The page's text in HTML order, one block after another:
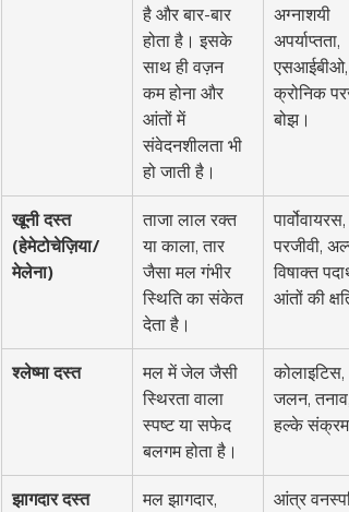
है और बार-बार
होता है। इसके
साथ ही वज़न
कम होना और
आंतों में
संवेदनशीलता भी
हो जाती है।
अग्नाशयी
अपर्याप्तता,
एसआईबीओ,
क्रोनिक
बोझ।
खूनी दस्त
(हेमेटोचेज़िया/
मेलेना)
ताजा लाल रक्त
या काला, तार
जैसा मल गंभीर
स्थिति का संकेत
देता है।
पार्वोवायरस,
परजीवी,
विषाक्त
आंतों की
श्लेष्मा दस्त
मल में जेल जैसी
स्थिरता वाला
स्पष्ट या सफेद
बलगम होता है।
कोलाइटिस,
जलन, तनाव,
हल्के
झागदार दस्त
मल झागदार,
आंत्र